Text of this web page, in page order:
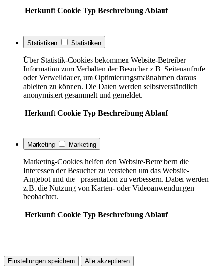
Herkunft Cookie Typ Beschreibung Ablauf
Statistiken Statistiken
Über Statistik-Cookies bekommen Website-Betreiber
Information zum Verhalten der Besucher z.B. Seitenaufrufe
oder Verweildauer, um Optimierungsmaßnahmen daraus
ableiten zu können. Die Daten werden selbstverständlich
anonymisiert gesammelt und gemeldet.
Herkunft Cookie Typ Beschreibung Ablauf
Marketing Marketing
Marketing-Cookies helfen den Website-Betreibern die
Interessen der Besucher zu verstehen um das Website-
Angebot und die –präsentation zu verbessern. Dabei werden
z.B. die Nutzung von Karten- oder Videoanwendungen
beobachtet.
Herkunft Cookie Typ Beschreibung Ablauf
Einstellungen speichern Alle akzeptieren